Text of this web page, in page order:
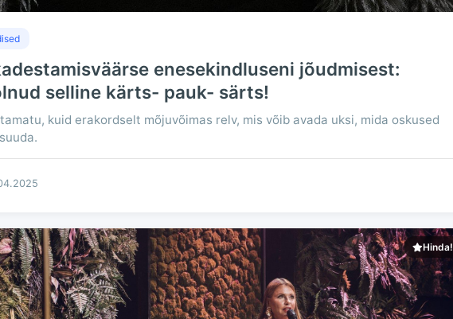
enesekindluseni jõudmisest:
selline kärts- pauk- särts!
kuid erakordselt mõjuvõimas relv, mis võib avada uksi, mida oskused
Hinda!